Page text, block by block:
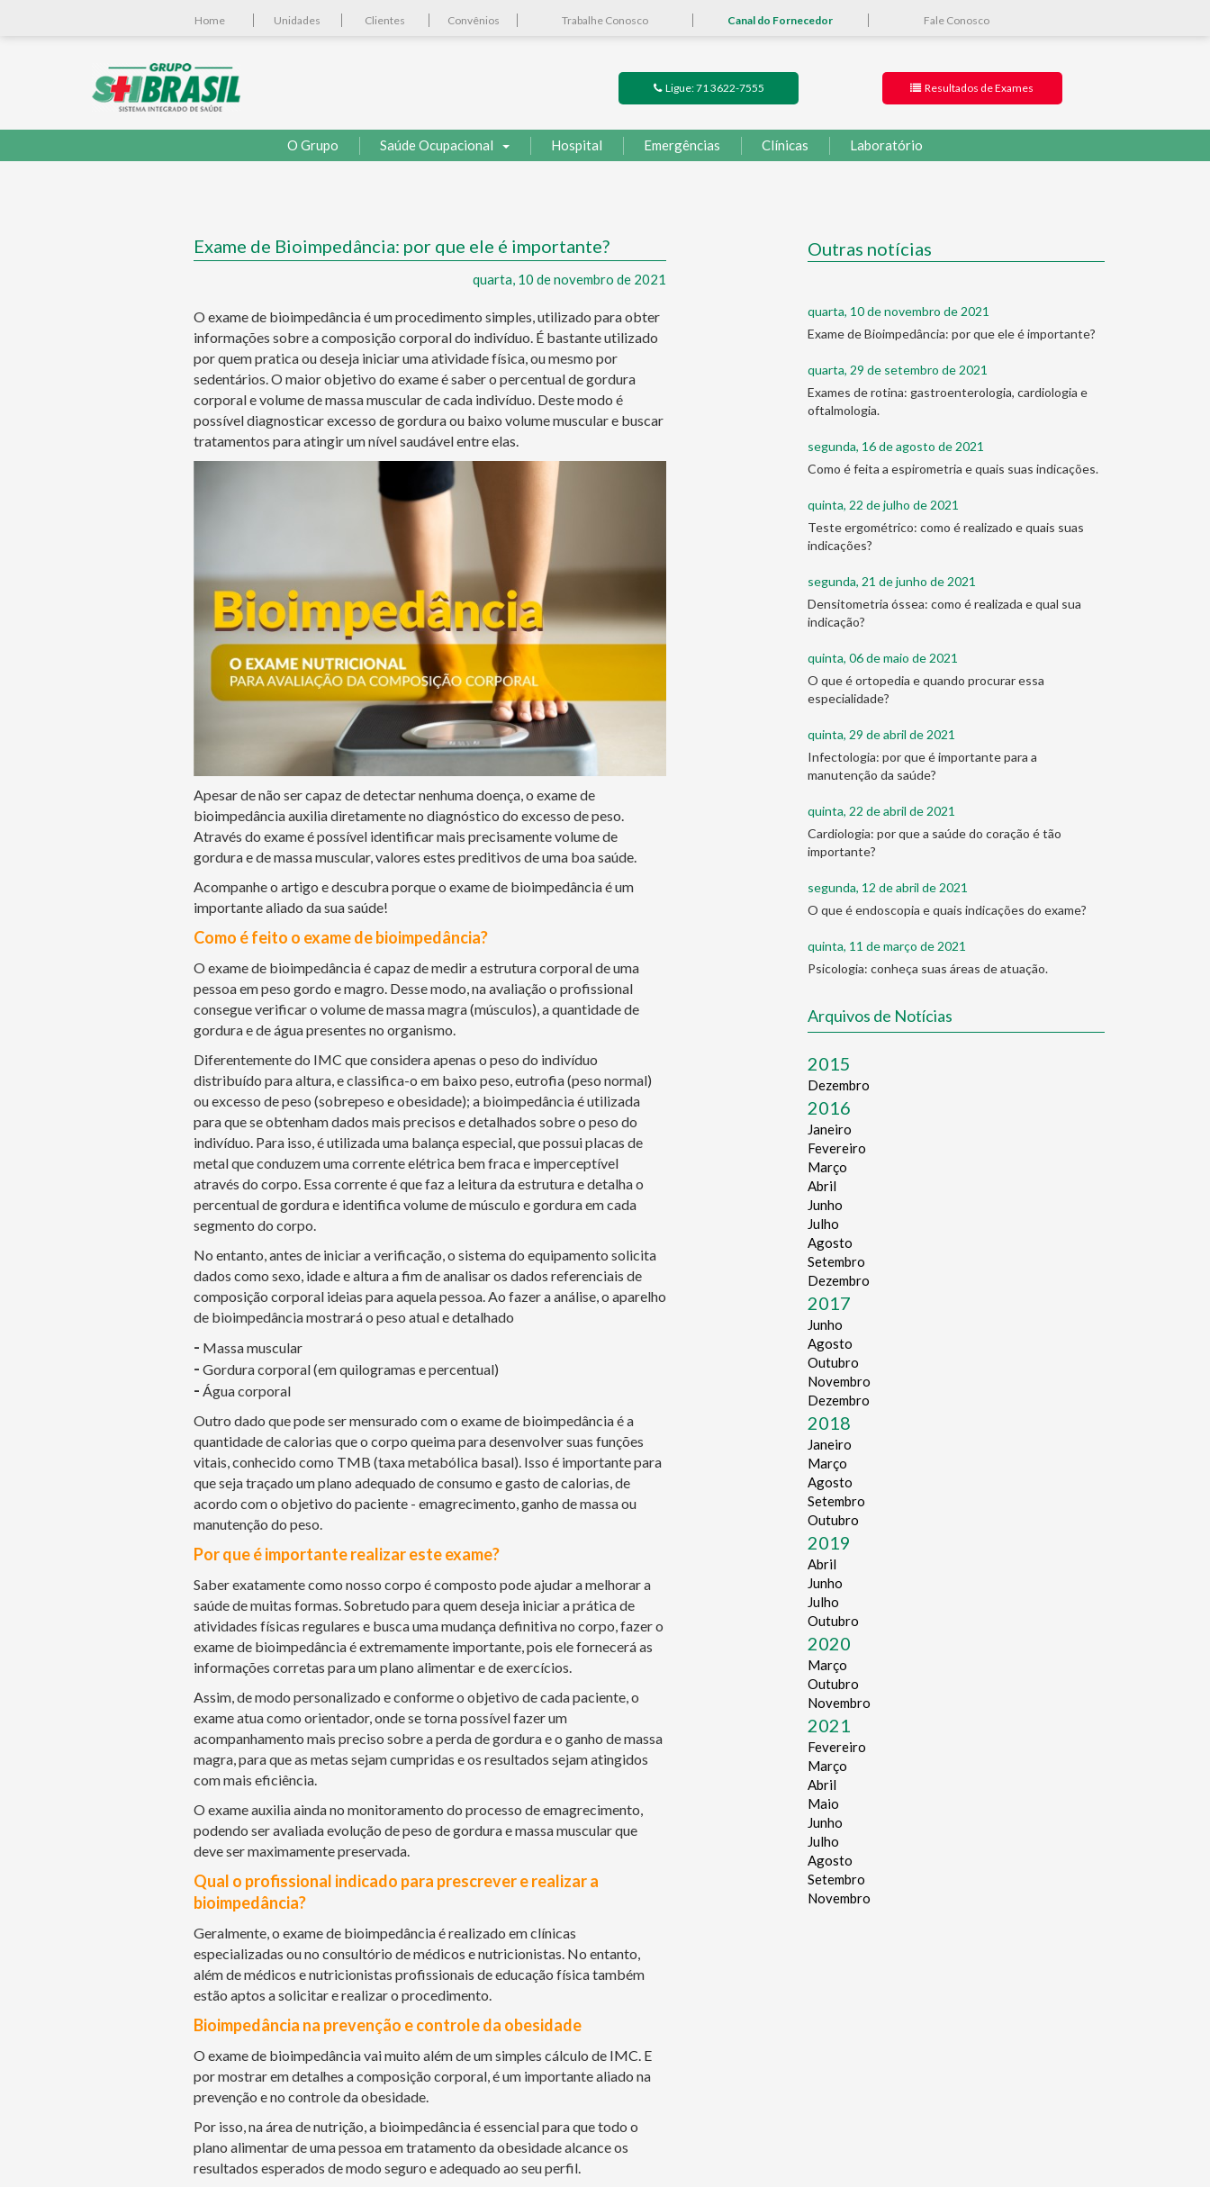
Home Unidades Clientes Convênios Trabalhe Conosco Canal do Fornecedor Fale Conosco
Ligue: 71 3622-7555 Resultados de Exames
O Grupo Saúde Ocupacional Hospital Emergências Clínicas Laboratório
Exame de Bioimpedância: por que ele é importante?
quarta, 10 de novembro de 2021
O exame de bioimpedância é um procedimento simples, utilizado para obter
informações sobre a composição corporal do indivíduo. É bastante utilizado
por quem pratica ou deseja iniciar uma atividade física, ou mesmo por
sedentários. O maior objetivo do exame é saber o percentual de gordura
corporal e volume de massa muscular de cada indivíduo. Deste modo é
possível diagnosticar excesso de gordura ou baixo volume muscular e buscar
tratamentos para atingir um nível saudável entre elas.
Apesar de não ser capaz de detectar nenhuma doença, o exame de
bioimpedância auxilia diretamente no diagnóstico do excesso de peso.
Através do exame é possível identificar mais precisamente volume de
gordura e de massa muscular, valores estes preditivos de uma boa saúde.
Acompanhe o artigo e descubra porque o exame de bioimpedância é um
importante aliado da sua saúde!
Como é feito o exame de bioimpedância?
O exame de bioimpedância é capaz de medir a estrutura corporal de uma
pessoa em peso gordo e magro. Desse modo, na avaliação o profissional
consegue verificar o volume de massa magra (músculos), a quantidade de
gordura e de água presentes no organismo.
Diferentemente do IMC que considera apenas o peso do indivíduo
distribuído para altura, e classifica-o em baixo peso, eutrofia (peso normal)
ou excesso de peso (sobrepeso e obesidade); a bioimpedância é utilizada
para que se obtenham dados mais precisos e detalhados sobre o peso do
indivíduo. Para isso, é utilizada uma balança especial, que possui placas de
metal que conduzem uma corrente elétrica bem fraca e imperceptível
através do corpo. Essa corrente é que faz a leitura da estrutura e detalha o
percentual de gordura e identifica volume de músculo e gordura em cada
segmento do corpo.
No entanto, antes de iniciar a verificação, o sistema do equipamento solicita
dados como sexo, idade e altura a fim de analisar os dados referenciais de
composição corporal ideias para aquela pessoa. Ao fazer a análise, o aparelho
de bioimpedância mostrará o peso atual e detalhado
- Massa muscular
- Gordura corporal (em quilogramas e percentual)
- Água corporal
Outro dado que pode ser mensurado com o exame de bioimpedância é a
quantidade de calorias que o corpo queima para desenvolver suas funções
vitais, conhecido como TMB (taxa metabólica basal). Isso é importante para
que seja traçado um plano adequado de consumo e gasto de calorias, de
acordo com o objetivo do paciente - emagrecimento, ganho de massa ou
manutenção do peso.
Por que é importante realizar este exame?
Saber exatamente como nosso corpo é composto pode ajudar a melhorar a
saúde de muitas formas. Sobretudo para quem deseja iniciar a prática de
atividades físicas regulares e busca uma mudança definitiva no corpo, fazer o
exame de bioimpedância é extremamente importante, pois ele fornecerá as
informações corretas para um plano alimentar e de exercícios.
Assim, de modo personalizado e conforme o objetivo de cada paciente, o
exame atua como orientador, onde se torna possível fazer um
acompanhamento mais preciso sobre a perda de gordura e o ganho de massa
magra, para que as metas sejam cumpridas e os resultados sejam atingidos
com mais eficiência.
O exame auxilia ainda no monitoramento do processo de emagrecimento,
podendo ser avaliada evolução de peso de gordura e massa muscular que
deve ser maximamente preservada.
Qual o profissional indicado para prescrever e realizar a
bioimpedância?
Geralmente, o exame de bioimpedância é realizado em clínicas
especializadas ou no consultório de médicos e nutricionistas. No entanto,
além de médicos e nutricionistas profissionais de educação física também
estão aptos a solicitar e realizar o procedimento.
Bioimpedância na prevenção e controle da obesidade
O exame de bioimpedância vai muito além de um simples cálculo de IMC. E
por mostrar em detalhes a composição corporal, é um importante aliado na
prevenção e no controle da obesidade.
Por isso, na área de nutrição, a bioimpedância é essencial para que todo o
plano alimentar de uma pessoa em tratamento da obesidade alcance os
resultados esperados de modo seguro e adequado ao seu perfil.
Outras notícias
quarta, 10 de novembro de 2021
Exame de Bioimpedância: por que ele é importante?
quarta, 29 de setembro de 2021
Exames de rotina: gastroenterologia, cardiologia e
oftalmologia.
segunda, 16 de agosto de 2021
Como é feita a espirometria e quais suas indicações.
quinta, 22 de julho de 2021
Teste ergométrico: como é realizado e quais suas
indicações?
segunda, 21 de junho de 2021
Densitometria óssea: como é realizada e qual sua
indicação?
quinta, 06 de maio de 2021
O que é ortopedia e quando procurar essa
especialidade?
quinta, 29 de abril de 2021
Infectologia: por que é importante para a
manutenção da saúde?
quinta, 22 de abril de 2021
Cardiologia: por que a saúde do coração é tão
importante?
segunda, 12 de abril de 2021
O que é endoscopia e quais indicações do exame?
quinta, 11 de março de 2021
Psicologia: conheça suas áreas de atuação.
Arquivos de Notícias
2015
Dezembro
2016
Janeiro
Fevereiro
Março
Abril
Junho
Julho
Agosto
Setembro
Dezembro
2017
Junho
Agosto
Outubro
Novembro
Dezembro
2018
Janeiro
Março
Agosto
Setembro
Outubro
2019
Abril
Junho
Julho
Outubro
2020
Março
Outubro
Novembro
2021
Fevereiro
Março
Abril
Maio
Junho
Julho
Agosto
Setembro
Novembro